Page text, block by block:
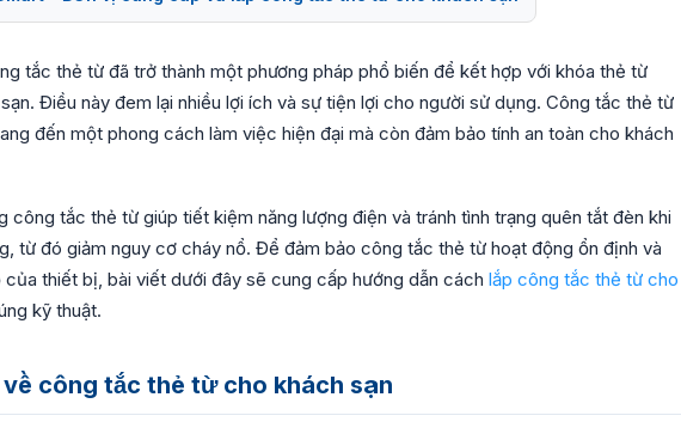
tắc thẻ từ đã trở thành một phương pháp phổ biến để kết hợp với khóa thẻ từ
Điều này đem lại nhiều lợi ích và sự tiện lợi cho người sử dụng. Công tắc thẻ từ
đến một phong cách làm việc hiện đại mà còn đảm bảo tính an toàn cho khách
công tắc thẻ từ giúp tiết kiệm năng lượng điện và tránh tình trạng quên tắt đèn khi
từ đó giảm nguy cơ cháy nổ. Để đảm bảo công tắc thẻ từ hoạt động ổn định và
của thiết bị, bài viết dưới đây sẽ cung cấp hướng dẫn cách lắp công tắc thẻ từ cho
kỹ thuật.
về công tắc thẻ từ cho khách sạn